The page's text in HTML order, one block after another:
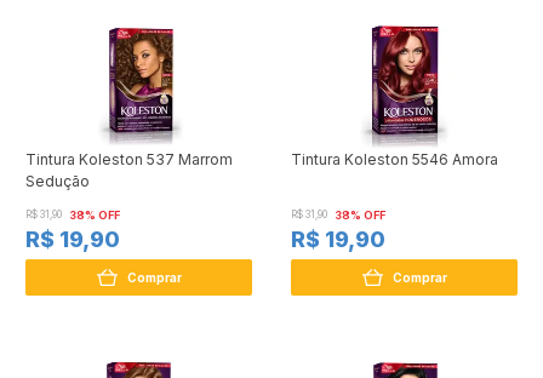
Tintura Koleston 537 Marrom
Sedução
R$ 31,90 38% OFF
R$ 19,90
Comprar
Tintura Koleston 5546 Amora
R$ 31,90 38% OFF
R$ 19,90
Comprar